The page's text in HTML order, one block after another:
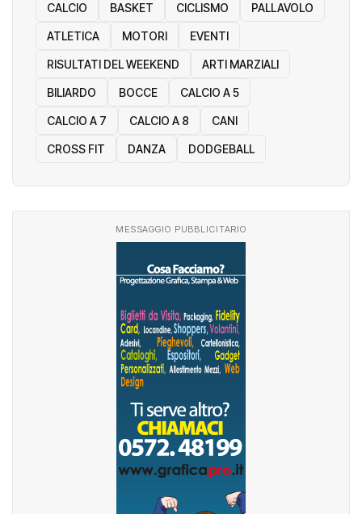
CALCIO BASKET CICLISMO PALLAVOLO
ATLETICA MOTORI EVENTI
RISULTATI DEL WEEKEND ARTI MARZIALI
BILIARDO BOCCE CALCIO A 5
CALCIO A 7 CALCIO A 8 CANI
CROSS FIT DANZA DODGEBALL
MESSAGGIO PUBBLICITARIO